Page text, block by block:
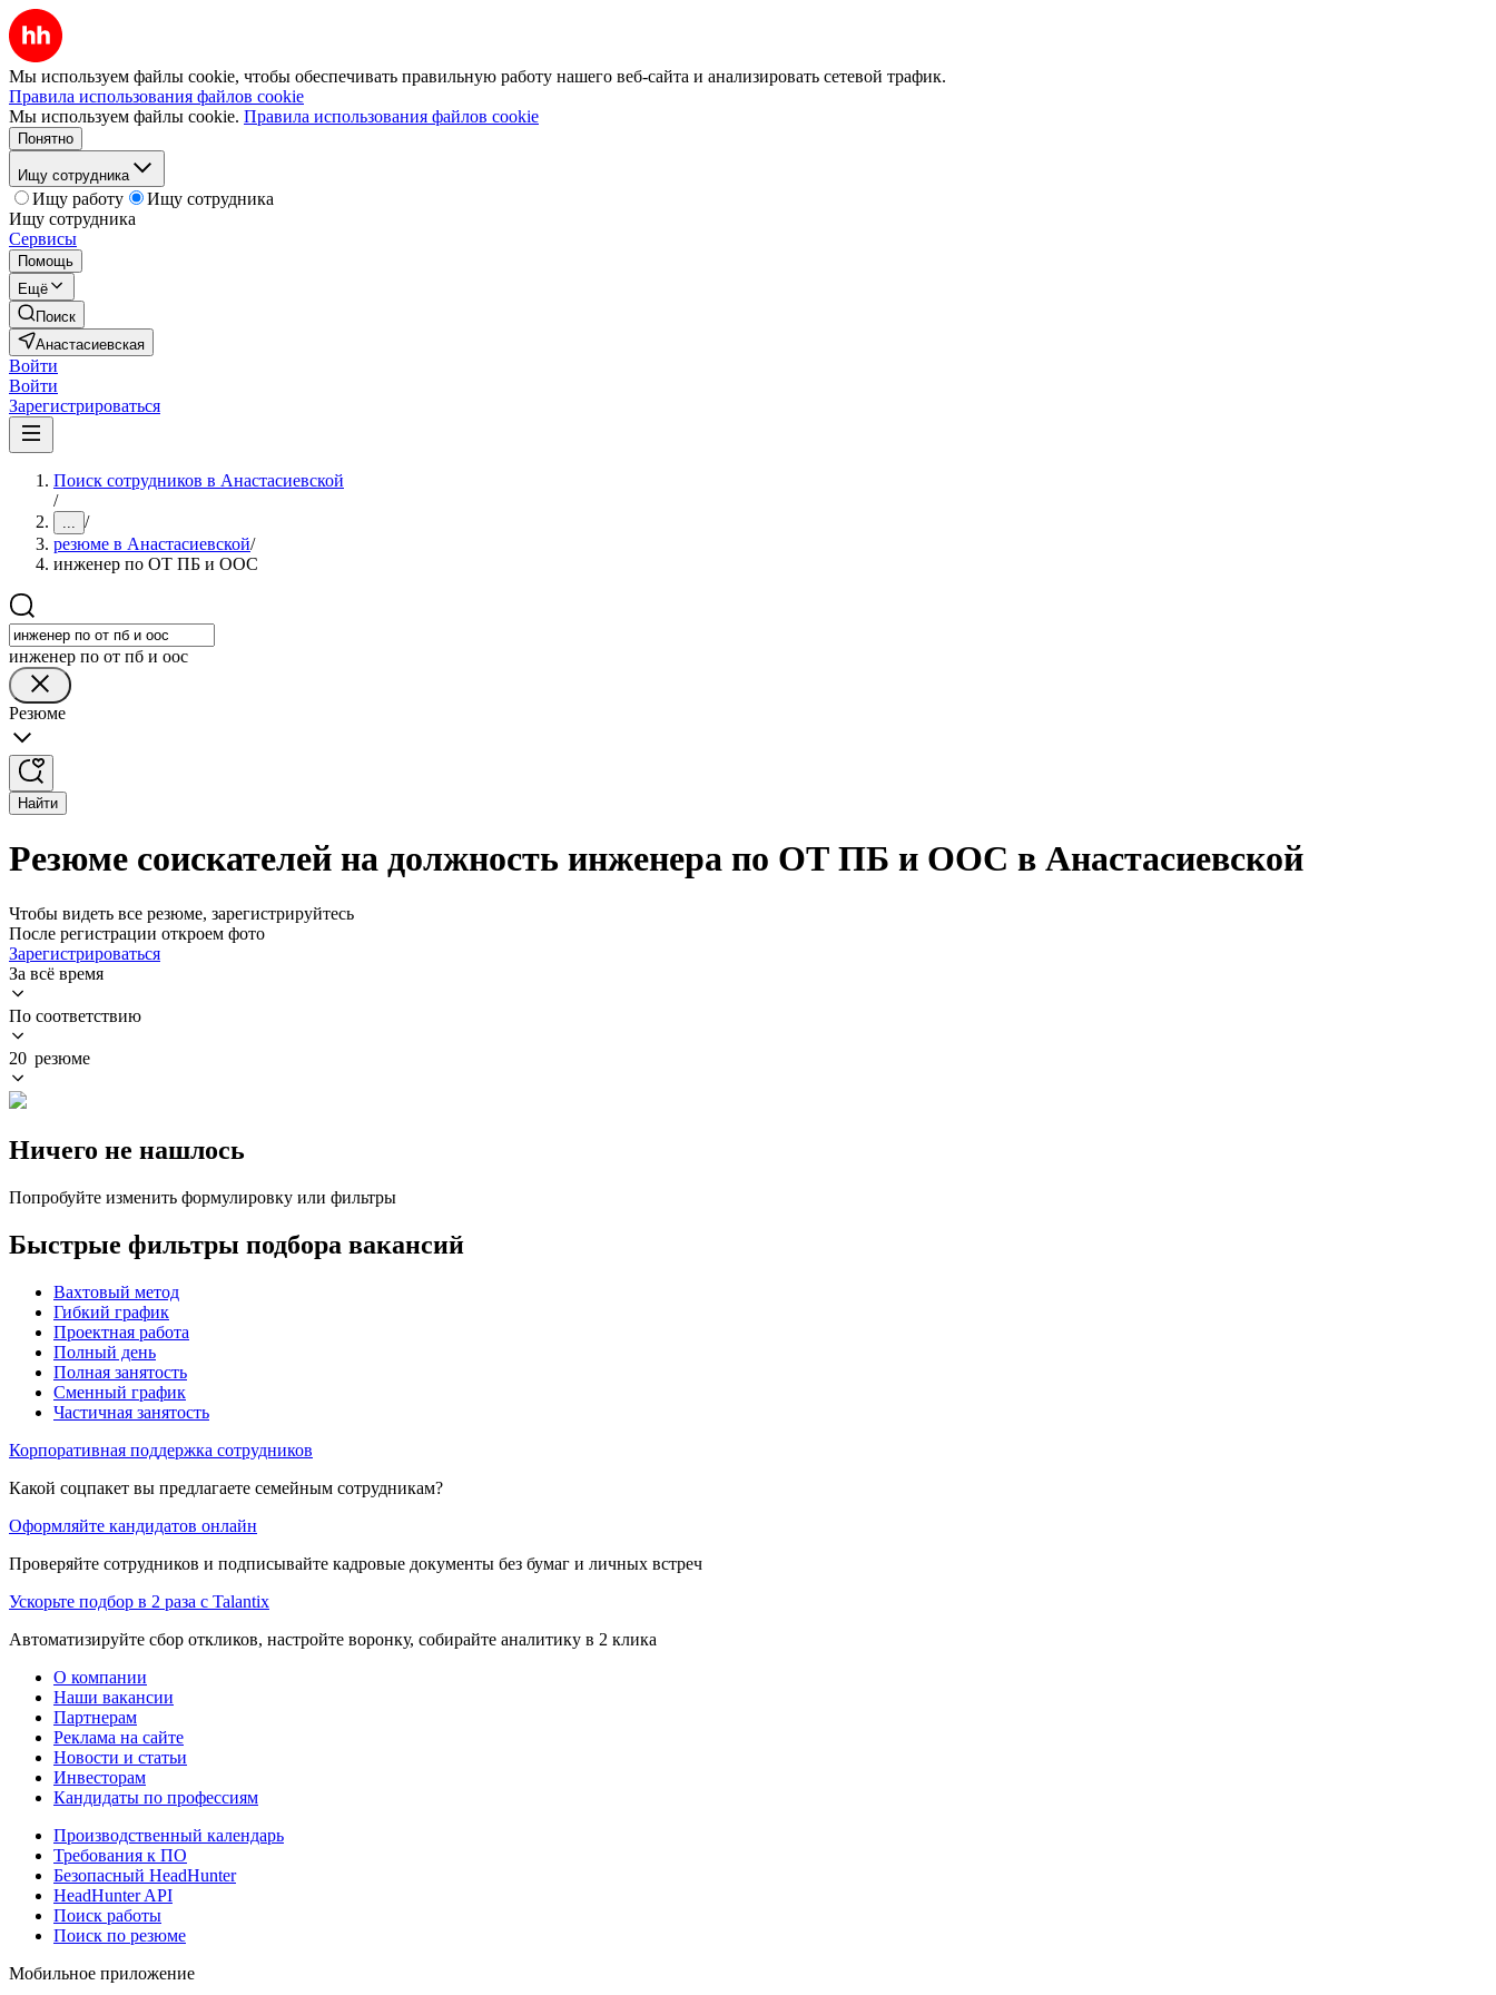
Мы используем файлы cookie, чтобы обеспечивать правильную работу нашего веб-сайта и анализировать сетевой трафик.
Правила использования файлов cookie
Мы используем файлы cookie. Правила использования файлов cookie
Понятно
Ищу сотрудника
Ищу работу
Ищу сотрудника
Ищу сотрудника
Сервисы
Помощь
Ещё
Поиск
Анастасиевская
Войти
Войти
Зарегистрироваться
Поиск сотрудников в Анастасиевской
/
... /
резюме в Анастасиевской/
инженер по ОТ ПБ и ООС
инженер по от пб и оос
Резюме
Найти
Резюме соискателей на должность инженера по ОТ ПБ и ООС в Анастасиевской
Чтобы видеть все резюме, зарегистрируйтесь
После регистрации откроем фото
Зарегистрироваться
За всё время
По соответствию
20 резюме
Ничего не нашлось
Попробуйте изменить формулировку или фильтры
Быстрые фильтры подбора вакансий
Вахтовый метод
Гибкий график
Проектная работа
Полный день
Полная занятость
Сменный график
Частичная занятость
Корпоративная поддержка сотрудников
Какой соцпакет вы предлагаете семейным сотрудникам?
Оформляйте кандидатов онлайн
Проверяйте сотрудников и подписывайте кадровые документы без бумаг и личных встреч
Ускорьте подбор в 2 раза с Talantix
Автоматизируйте сбор откликов, настройте воронку, собирайте аналитику в 2 клика
О компании
Наши вакансии
Партнерам
Реклама на сайте
Новости и статьи
Инвесторам
Кандидаты по профессиям
Производственный календарь
Требования к ПО
Безопасный HeadHunter
HeadHunter API
Поиск работы
Поиск по резюме
Мобильное приложение